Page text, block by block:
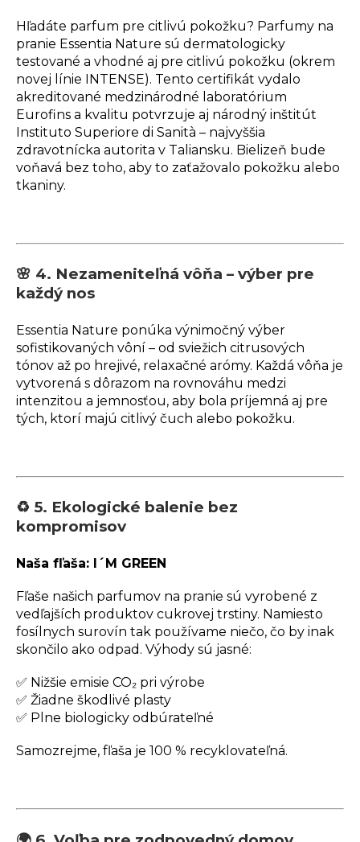
Hľadáte parfum pre citlivú pokožku? Parfumy na
pranie Essentia Nature sú dermatologicky
testované a vhodné aj pre citlivú pokožku (okrem
novej línie INTENSE). Tento certifikát vydalo
akreditované medzinárodné laboratórium
Eurofins a kvalitu potvrzuje aj národný inštitút
Instituto Superiore di Sanità – najvyššia
zdravotnícka autorita v Taliansku. Bielizeň bude
voňavá bez toho, aby to zaťažovalo pokožku alebo
tkaniny.
🌸 4. Nezameniteľná vôňa – výber pre
každý nos
Essentia Nature ponúka výnimočný výber
sofistikovaných vôní – od sviežich citrusových
tónov až po hrejivé, relaxačné arómy. Každá vôňa je
vytvorená s dôrazom na rovnováhu medzi
intenzitou a jemnosťou, aby bola príjemná aj pre
tých, ktorí majú citlivý čuch alebo pokožku.
♻️ 5. Ekologické balenie bez
kompromisov
Naša fľaša: I´M GREEN
Fľaše našich parfumov na pranie sú vyrobené z
vedľajších produktov cukrovej trstiny. Namiesto
fosílnych surovín tak používame niečo, čo by inak
skončilo ako odpad. Výhody sú jasné:
✅ Nižšie emisie CO₂ pri výrobe
✅ Žiadne škodlivé plasty
✅ Plne biologicky odbúrateľné
Samozrejme, fľaša je 100 % recyklovateľná.